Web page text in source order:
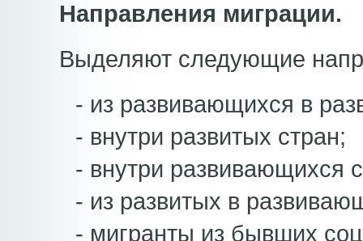
Направления миграции.
Выделяют следующие
- из развивающихся в
- внутри развитых стран;
- внутри развивающихся
- из развитых в
- мигранты из бывших